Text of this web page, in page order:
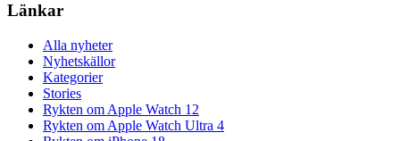
Länkar
Alla nyheter
Nyhetskällor
Kategorier
Stories
Rykten om Apple Watch 12
Rykten om Apple Watch Ultra 4